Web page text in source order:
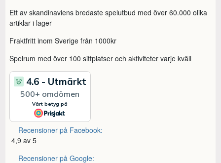
Ett av skandinaviens bredaste spelutbud med över 60.000 olika
artiklar i lager
Fraktfritt inom Sverige från 1000kr
Spelrum med över 100 sittplatser och aktiviteter varje kväll
Recensioner på Facebook:
4,9 av 5
Recensioner på Google: